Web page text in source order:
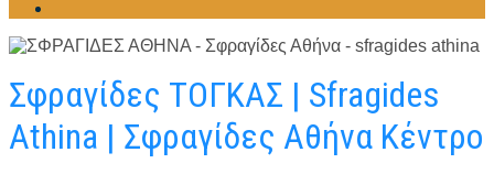
Σφραγίδες ΤΟΓΚΑΣ | Sfragides
Athina | Σφραγίδες Αθήνα Κέντρο